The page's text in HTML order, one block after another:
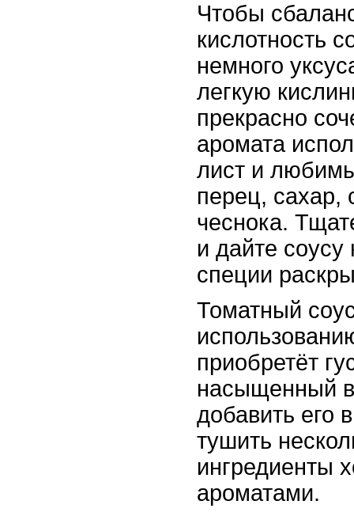
Чтобы
кислотность
немного
легкую
прекрасно
аромата
лист и
перец, сахар,
чеснока.
и дайте соусу
специи
Томатный
приобретёт
насыщенный
добавить его
тушить
ингредиенты
ароматами.